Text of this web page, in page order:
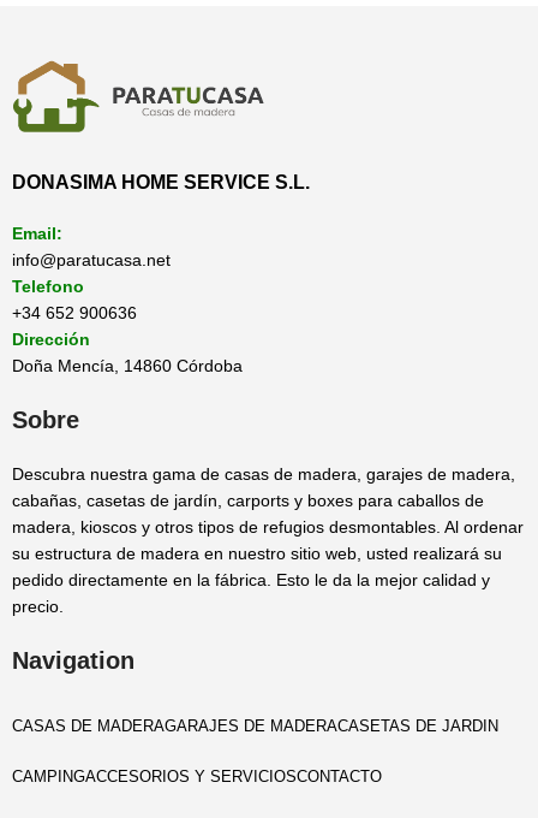
DONASIMA HOME SERVICE S.L.
Email:
info@paratucasa.net
Telefono
+34 652 900636
Dirección
Doña Mencía, 14860 Córdoba
Sobre
Descubra nuestra gama de casas de madera, garajes de madera,
cabañas, casetas de jardín, carports y boxes para caballos de
madera, kioscos y otros tipos de refugios desmontables. Al ordenar
su estructura de madera en nuestro sitio web, usted realizará su
pedido directamente en la fábrica. Esto le da la mejor calidad y
precio.
Navigation
CASAS DE MADERAGARAJES DE MADERACASETAS DE JARDIN
CAMPINGACCESORIOS Y SERVICIOSCONTACTO